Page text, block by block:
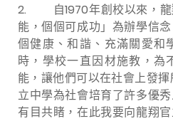
2. 自1970年創校以來，龍
能，個個可成功」為辦學信
個健康、和諧、充滿關愛和
時，學校一直因材施教，為
能，讓他們可以在社會上發
立中學為社會培育了許多優
有目共睹，在此我要向龍翔